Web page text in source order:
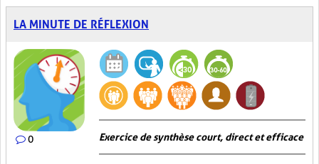
LA MINUTE DE RÉFLEXION
0 Exercice de synthèse court, direct et efficace